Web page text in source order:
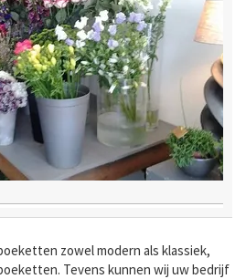
zowel modern als klassiek,
Tevens kunnen wij uw bedrijf